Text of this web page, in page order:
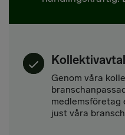
Kollektivavtal
Genom våra
just våra